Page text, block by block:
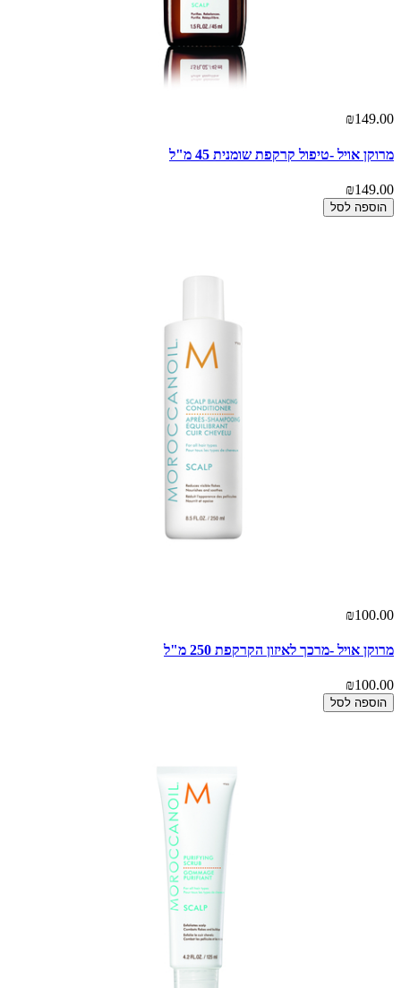
₪149.00
מרוקן אויל -טיפול קרקפת שומנית 45 מ"ל
₪149.00
הוספה לסל
₪100.00
מרוקן אויל -מרכך לאיזון הקרקפת 250 מ"ל
₪100.00
הוספה לסל